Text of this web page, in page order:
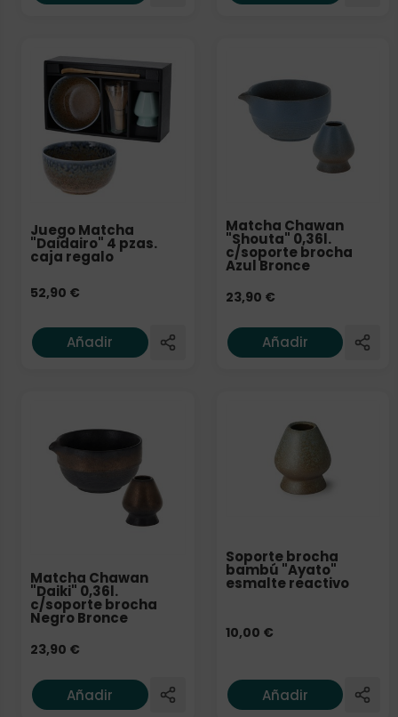
Juego Matcha
"Daidairo" 4 pzas.
caja regalo
52,90 €
Añadir
Matcha Chawan
"Shouta" 0,36l.
c/soporte brocha
Azul Bronce
23,90 €
Añadir
Matcha Chawan
"Daiki" 0,36l.
c/soporte brocha
Negro Bronce
23,90 €
Añadir
Soporte brocha
bambú "Ayato"
esmalte reactivo
10,00 €
Añadir